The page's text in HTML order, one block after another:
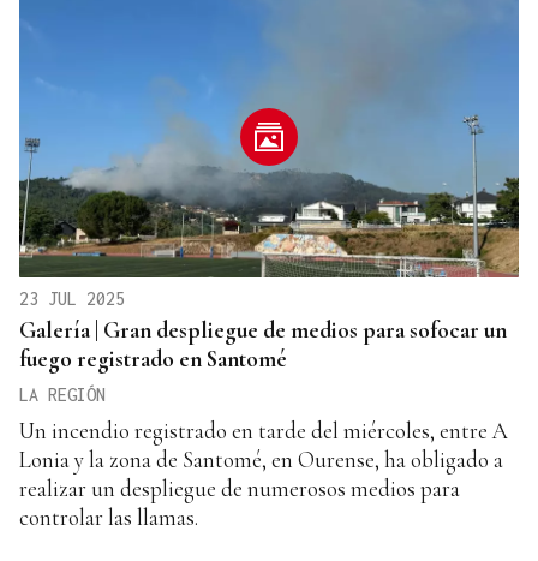
23 JUL 2025
Galería | Gran despliegue de medios para sofocar un
fuego registrado en Santomé
LA REGIÓN
Un incendio registrado en tarde del miércoles, entre A
Lonia y la zona de Santomé, en Ourense, ha obligado a
realizar un despliegue de numerosos medios para
controlar las llamas.